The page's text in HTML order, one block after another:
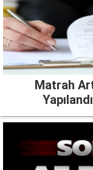
Matrah